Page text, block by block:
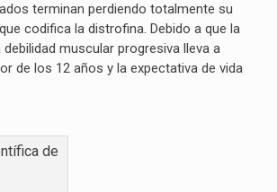
terminan perdiendo totalmente su
codifica la distrofina. Debido a que la
muscular progresiva lleva a
de los 12 años y la expectativa de vida